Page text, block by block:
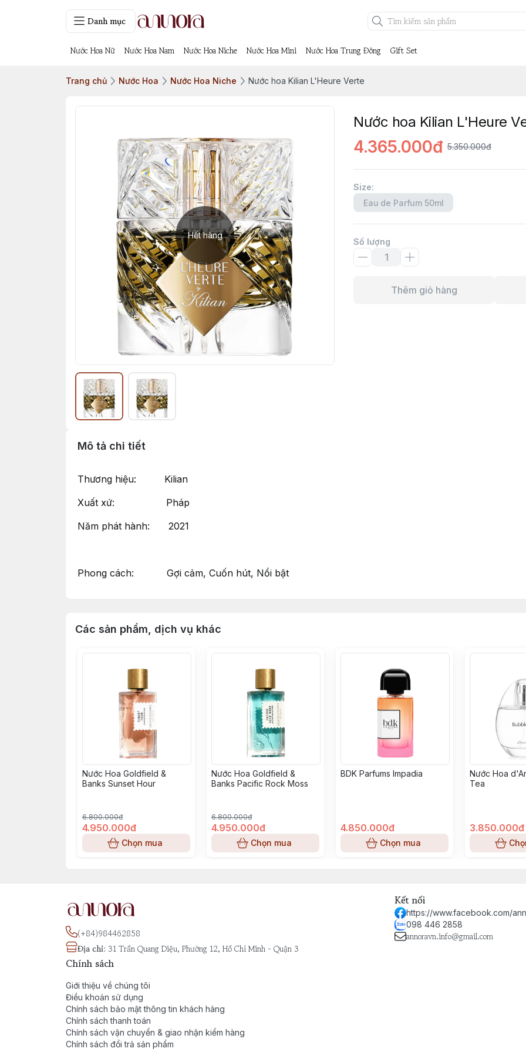
Danh mục
Nước Hoa Nữ Nước Hoa Nam Nước Hoa Niche Nước Hoa Mini Nước Hoa Trung Đông Gift Set
Trang chủ Nước Hoa Nước Hoa Niche Nước hoa Kilian L'Heure Verte
Hết hàng
Nước hoa Kilian L'Heure
4.365.000đ 5.350.000đ
Size:
Eau de Parfum 50ml
Số lượng
Thêm giỏ hàng
Mô tả chi tiết
Thương hiệu: Kilian
Xuất xứ: Pháp
Năm phát hành: 2021
Phong cách: Gợi cảm, Cuốn hút, Nổi bật
Các sản phẩm, dịch vụ khác
Nước Hoa Goldfield &
Banks Sunset Hour
6.800.000đ
4.950.000đ
Chọn mua
Nước Hoa Goldfield &
Banks Pacific Rock Moss
6.800.000đ
4.950.000đ
Chọn mua
BDK Parfums Impadia
4.850.000đ
Chọn mua
Nước Hoa
Tea
3.850.000đ
(+84)984462858
Địa chỉ: 31 Trần Quang Diệu, Phường 12, Hồ Chí Minh - Quận 3
Kết nối
https://www.facebook.com/
098 446 2858
annoravn.info@gmail.com
Chính sách
Giới thiệu về chúng tôi
Điều khoản sử dụng
Chính sách bảo mật thông tin khách hàng
Chính sách thanh toán
Chính sách vận chuyển & giao nhận kiểm hàng
Chính sách đổi trả sản phẩm